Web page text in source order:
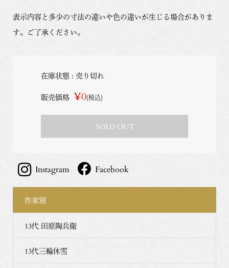
表示内容と多少の寸法の違いや色の違いが生じる場合がありま
す。ご了承ください。
在庫状態 : 売り切れ
販売価格 ¥0(税込)
SOLD OUT
Instagram Facebook
作家別
13代 田原陶兵衛
13代三輪休雪